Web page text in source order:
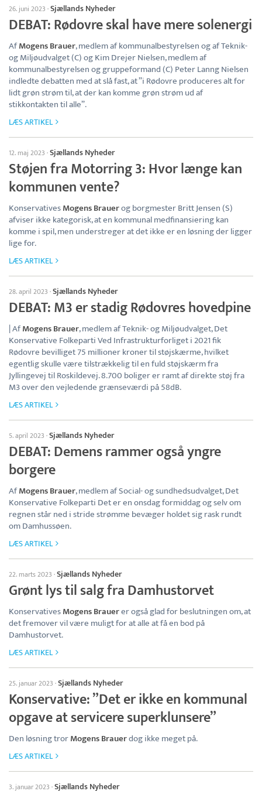
26. juni 2023 ·Sjællands Nyheder
DEBAT: Rødovre skal have mere solenergi
AfMogens Brauer, medlem af kommunalbestyrelsen og af Teknik-
og Miljøudvalget (C) og Kim Drejer Nielsen, medlem af
kommunalbestyrelsen og gruppeformand (C) Peter Lanng Nielsen
indledte debatten med at slå fast, at ”i Rødovre produceres alt for
lidt grøn strøm til, at der kan komme grøn strøm ud af
stikkontakten til alle”.
LÆS ARTIKEL
12. maj 2023 ·Sjællands Nyheder
Støjen fra Motorring 3: Hvor længe kan
kommunen vente?
KonservativesMogens Brauerog borgmester Britt Jensen (S)
afviser ikke kategorisk, at en kommunal medfinansiering kan
komme i spil, men understreger at det ikke er en løsning der ligger
lige for.
LÆS ARTIKEL
28. april 2023 ·Sjællands Nyheder
DEBAT: M3 er stadig Rødovres hovedpine
| AfMogens Brauer, medlem af Teknik- og Miljøudvalget, Det
Konservative Folkeparti Ved Infrastrukturforliget i 2021 fik
Rødovre bevilliget 75 millioner kroner til støjskærme, hvilket
egentlig skulle være tilstrækkelig til en fuld støjskærm fra
Jyllingevej til Roskildevej. 8.700 boliger er ramt af direkte støj fra
M3 over den vejledende grænseværdi på 58dB.
LÆS ARTIKEL
5. april 2023 ·Sjællands Nyheder
DEBAT: Demens rammer også yngre
borgere
AfMogens Brauer, medlem af Social- og sundhedsudvalget, Det
Konservative Folkeparti Det er en onsdag formiddag og selv om
regnen står ned i stride strømme bevæger holdet sig rask rundt
om Damhussøen.
LÆS ARTIKEL
22. marts 2023 ·Sjællands Nyheder
Grønt lys til salg fra Damhustorvet
KonservativesMogens Brauerer også glad for beslutningen om, at
det fremover vil være muligt for at alle at få en bod på
Damhustorvet.
LÆS ARTIKEL
25. januar 2023 ·Sjællands Nyheder
Konservative: ”Det er ikke en kommunal
opgave at servicere superklunsere”
Den løsning trorMogens Brauerdog ikke meget på.
LÆS ARTIKEL
3. januar 2023 ·Sjællands Nyheder